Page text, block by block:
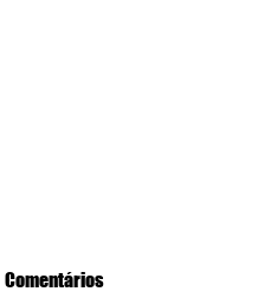
Comentários